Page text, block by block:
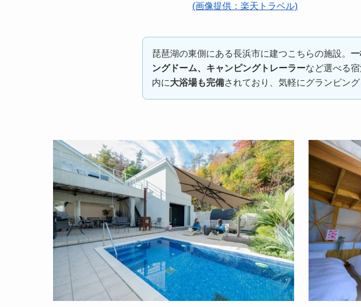
(画像提供：楽天トラベル)
琵琶湖の東側にある長浜市に建つこちらの施設。
ングドーム、キャンピングトレーラーなど選べる
内に大浴場も完備されており、気軽にグランピン